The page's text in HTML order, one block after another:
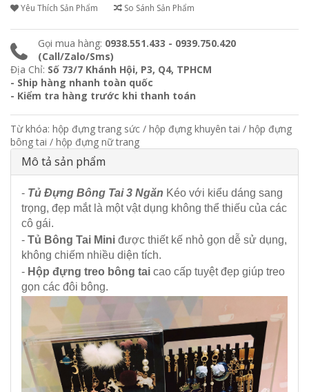
Yêu Thích Sản Phẩm So Sánh Sản Phẩm
Gọi mua hàng: 0938.551.433 - 0939.750.420
(Call/Zalo/Sms)
Địa Chỉ: Số 73/7 Khánh Hội, P3, Q4, TPHCM
- Ship hàng nhanh toàn quốc
- Kiểm tra hàng trước khi thanh toán
Từ khóa: hộp đựng trang sức / hộp đựng khuyên tai / hộp đựng
bông tai / hộp đựng nữ trang
Mô tả sản phẩm
- Tủ Đựng Bông Tai 3 Ngăn Kéo với kiểu dáng sang
trọng, đẹp mắt là một vật dụng không thể thiếu của các
cô gái.
- Tủ Bông Tai Mini được thiết kế nhỏ gọn dễ sử dụng,
không chiếm nhiều diện tích.
- Hộp đựng treo bông tai cao cấp tuyệt đẹp giúp treo
gọn các đôi bông.